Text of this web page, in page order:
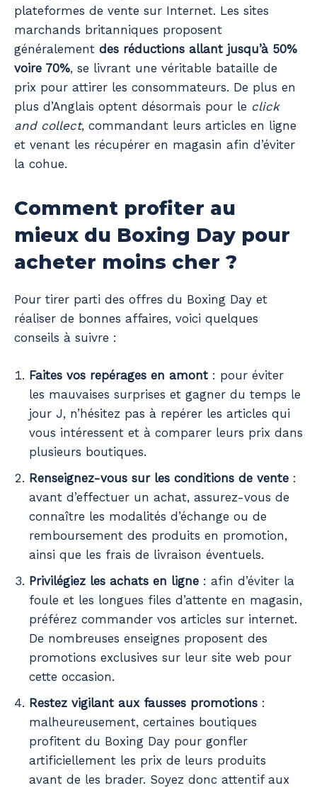
plateformes de vente sur Internet. Les sites
marchands britanniques proposent
généralement des réductions allant jusqu’à 50%
voire 70%, se livrant une véritable bataille de
prix pour attirer les consommateurs. De plus en
plus d’Anglais optent désormais pour le click
and collect, commandant leurs articles en ligne
et venant les récupérer en magasin afin d’éviter
la cohue.
Comment profiter au
mieux du Boxing Day pour
acheter moins cher ?
Pour tirer parti des offres du Boxing Day et
réaliser de bonnes affaires, voici quelques
conseils à suivre :
Faites vos repérages en amont : pour éviter
les mauvaises surprises et gagner du temps le
jour J, n’hésitez pas à repérer les articles qui
vous intéressent et à comparer leurs prix dans
plusieurs boutiques.
Renseignez-vous sur les conditions de vente :
avant d’effectuer un achat, assurez-vous de
connaître les modalités d’échange ou de
remboursement des produits en promotion,
ainsi que les frais de livraison éventuels.
Privilégiez les achats en ligne : afin d’éviter la
foule et les longues files d’attente en magasin,
préférez commander vos articles sur internet.
De nombreuses enseignes proposent des
promotions exclusives sur leur site web pour
cette occasion.
Restez vigilant aux fausses promotions :
malheureusement, certaines boutiques
profitent du Boxing Day pour gonfler
artificiellement les prix de leurs produits
avant de les brader. Soyez donc attentif aux